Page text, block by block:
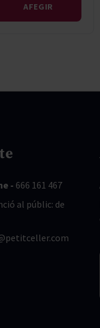
AFEGIR
- 666 161 467
al públic: de